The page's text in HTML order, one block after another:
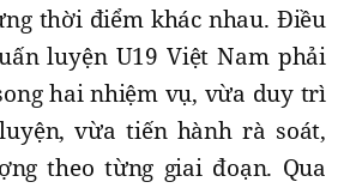
thời điểm khác nhau. Điều
luyện U19 Việt Nam phải
hai nhiệm vụ, vừa duy trì
vừa tiến hành rà soát,
theo từng giai đoạn. Qua